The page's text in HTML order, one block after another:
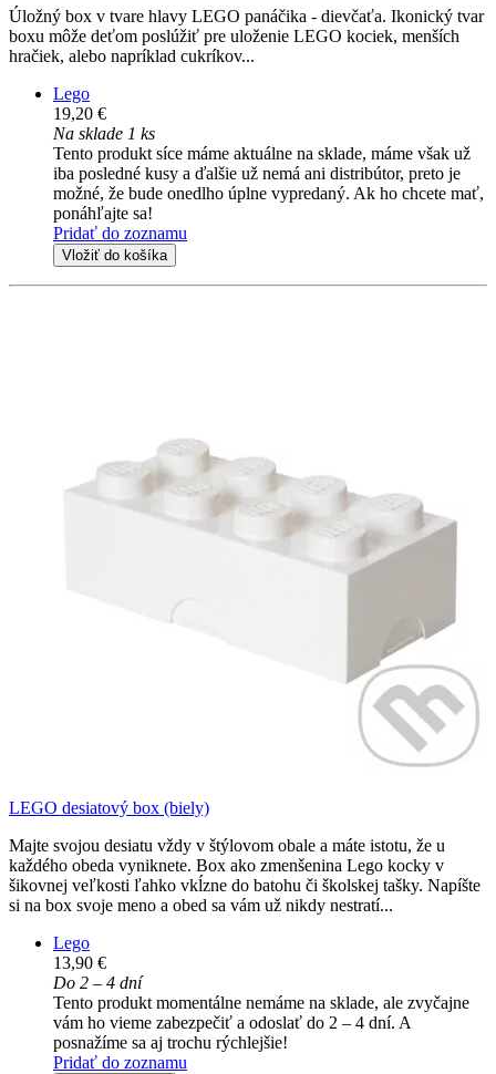
Úložný box v tvare hlavy LEGO panáčika - dievčaťa. Ikonický tvar
boxu môže deťom poslúžiť pre uloženie LEGO kociek, menších
hračiek, alebo napríklad cukríkov...
Lego
19,20 €
Na sklade 1 ks
Tento produkt síce máme aktuálne na sklade, máme však už
iba posledné kusy a ďalšie už nemá ani distribútor, preto je
možné, že bude onedlho úplne vypredaný. Ak ho chcete mať,
ponáhľajte sa!
Pridať do zoznamu
Vložiť do košíka
LEGO desiatový box (biely)
Majte svojou desiatu vždy v štýlovom obale a máte istotu, že u
každého obeda vyniknete. Box ako zmenšenina Lego kocky v
šikovnej veľkosti ľahko vkĺzne do batohu či školskej tašky. Napíšte
si na box svoje meno a obed sa vám už nikdy nestratí...
Lego
13,90 €
Do 2 – 4 dní
Tento produkt momentálne nemáme na sklade, ale zvyčajne
vám ho vieme zabezpečiť a odoslať do 2 – 4 dní. A
posnažíme sa aj trochu rýchlejšie!
Pridať do zoznamu